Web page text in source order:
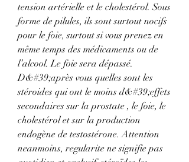
tension artérielle et le cholestérol. Sous
forme de pilules, ils sont surtout nocifs
pour le foie, surtout si vous prenez en
même temps des médicaments ou de
l’alcool. Le foie sera dépassé.
D&#39;après vous quelles sont les
stéroides qui ont le moins d&#39;effets
secondaires sur la prostate , le foie, le
cholestérol et sur la production
endogène de testostérone. Attention
neanmoins, regularite ne signifie pas